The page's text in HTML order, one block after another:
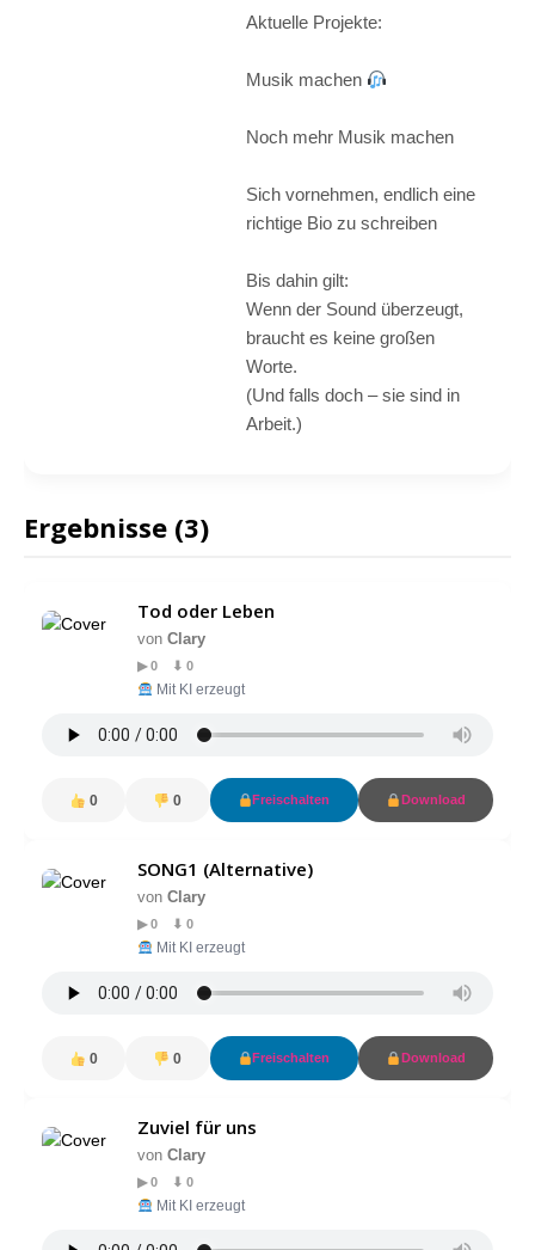
Aktuelle Projekte:
Musik machen
Noch mehr Musik machen
Sich vornehmen, endlich eine
richtige Bio zu schreiben
Bis dahin gilt:
Wenn der Sound überzeugt,
braucht es keine großen
Worte.
(Und falls doch – sie sind in
Arbeit.)
Ergebnisse (3)
Tod oder Leben
von Clary
▶ 0 ⬇ 0
Mit KI erzeugt
0 0 Freischalten Download
SONG1 (Alternative)
von Clary
▶ 0 ⬇ 0
Mit KI erzeugt
0 0 Freischalten Download
Zuviel für uns
von Clary
▶ 0 ⬇ 0
Mit KI erzeugt